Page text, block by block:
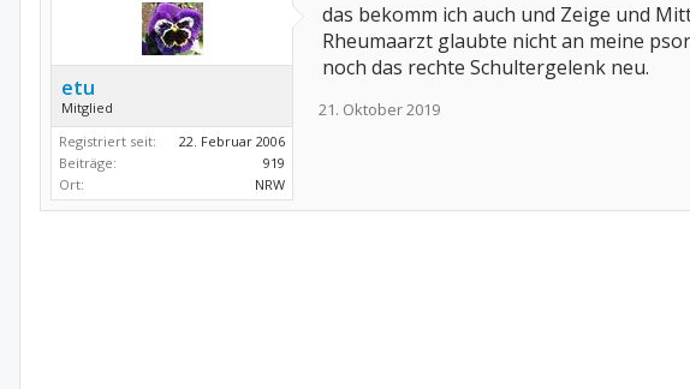
etu
Mitglied
Registriert seit:
22. Februar 2006
Beiträge:
919
Ort:
NRW
das bekomm ich auch und Zeige und
Rheumaarzt glaubte nicht an meine
noch das rechte Schultergelenk neu.
21. Oktober 2019